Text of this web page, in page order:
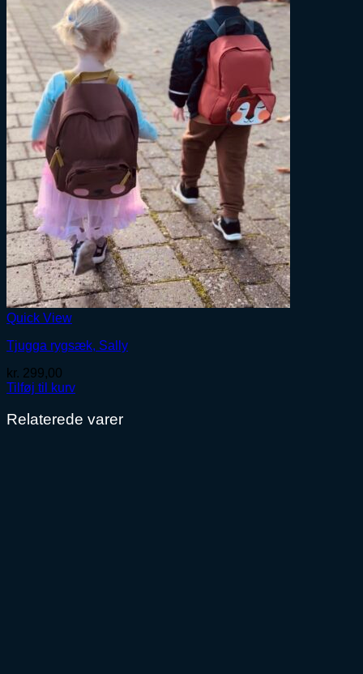
Quick View
Tjugga rygsæk, Sally
kr. 299,00
Tilføj til kurv
Relaterede varer